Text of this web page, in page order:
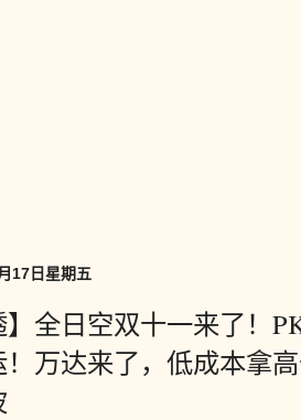
17日星期五
】全日空双十一来了！
！万达来了，低成本拿